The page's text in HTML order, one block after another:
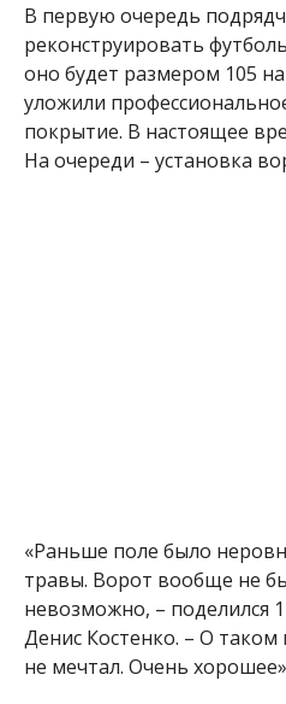
В первую очередь
реконструировать
оно будет размером 105
уложили
покрытие. В настоящее
На очереди – установка
«Раньше поле было
травы. Ворот вообще не
невозможно, – поделился
Денис Костенко. – О таком
не мечтал. Очень